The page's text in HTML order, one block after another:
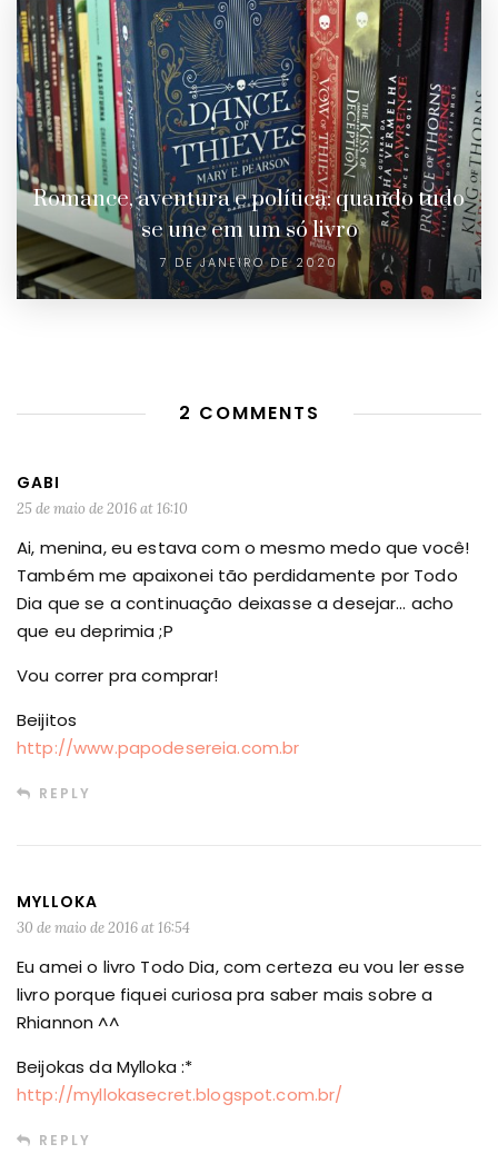
Romance, aventura e política: quando tudo
se une em um só livro
7 DE JANEIRO DE 2020
2 COMMENTS
GABI
25 de maio de 2016 at 16:10
Ai, menina, eu estava com o mesmo medo que você!
Também me apaixonei tão perdidamente por Todo
Dia que se a continuação deixasse a desejar… acho
que eu deprimia ;P
Vou correr pra comprar!
Beijitos
http://www.papodesereia.com.br
REPLY
MYLLOKA
30 de maio de 2016 at 16:54
Eu amei o livro Todo Dia, com certeza eu vou ler esse
livro porque fiquei curiosa pra saber mais sobre a
Rhiannon ^^
Beijokas da Mylloka :*
http://myllokasecret.blogspot.com.br/
REPLY